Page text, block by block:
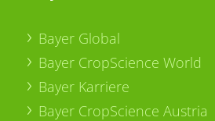
Bayer Global
Bayer CropScience World
Bayer Karriere
Bayer CropScience Austria